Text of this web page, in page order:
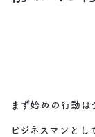
まず始めの行動は
ビジネスマンとし